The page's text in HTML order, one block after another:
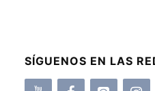
SÍGUENOS EN LAS